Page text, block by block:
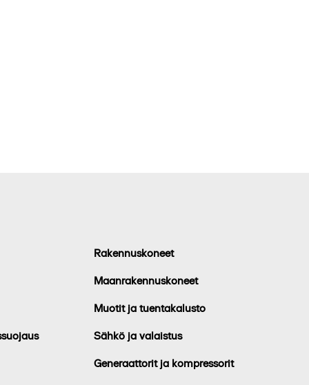
Rakennuskoneet
Maanrakennuskoneet
Muotit ja tuentakalusto
Sähkö ja valaistus
Generaattorit ja kompressorit